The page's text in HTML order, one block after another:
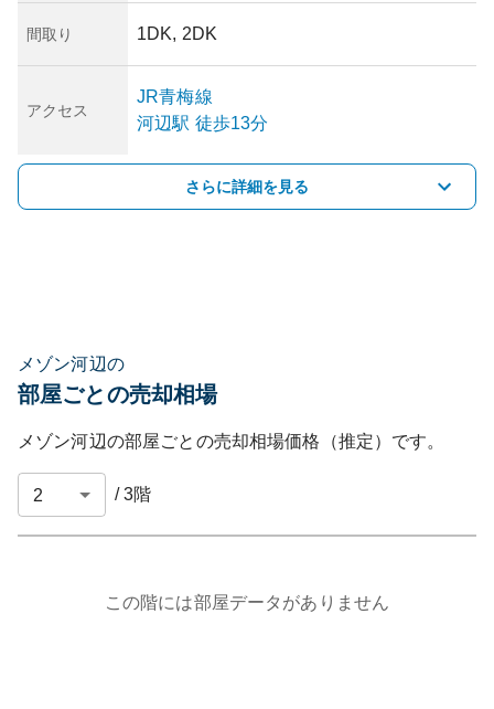
間取り 1DK, 2DK
アクセス
JR青梅線
河辺駅 徒歩13分
さらに詳細を見る
メゾン河辺の
部屋ごとの売却相場
メゾン河辺の部屋ごとの売却相場価格（推定）です。
/3階
この階には部屋データがありません